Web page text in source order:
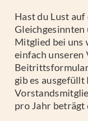
Hast du Lust
Mitglied bei uns
einfach unseren
gib es ausgefüllt
pro Jahr beträgt